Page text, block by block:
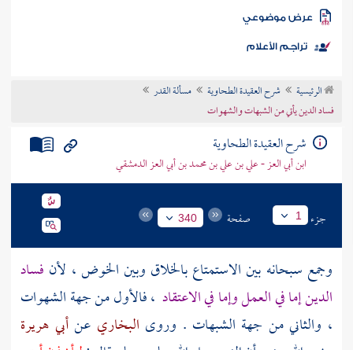
الكتب
موضوعي
تراجم الأعلام
الرئيسية شرح العقيدة الطحاوية
مسألة القدر
فساد الدين يأتي من الشبهات والشهوات
شرح العقيدة الطحاوية
ابن أبي العز - علي بن علي بن محمد بن أبي العز الدمشقي
جزء 1 صفحة 340
وجمع سبحانه بين الاستمتاع بالخلاق وبين الخوض ، لأن فساد
الدين إما في العمل وإما في الاعتقاد ، فالأول من جهة الشهوات
، والثاني من جهة الشبهات . وروى البخاري عنأبي هريرة